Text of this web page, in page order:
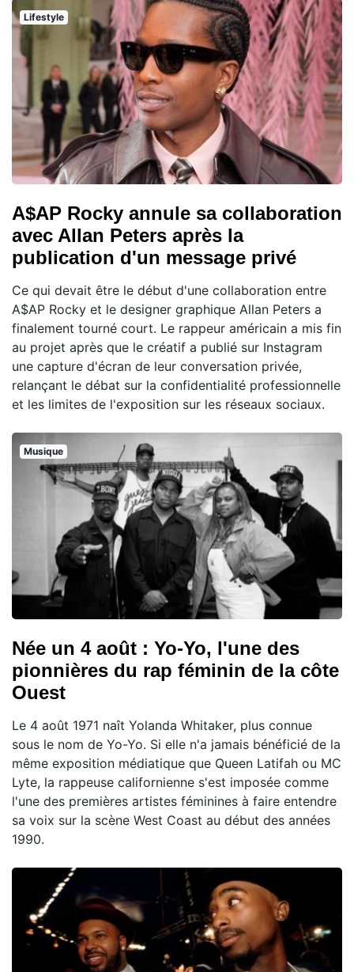
Lifestyle
A$AP Rocky annule sa collaboration
avec Allan Peters après la
publication d'un message privé
Ce qui devait être le début d'une collaboration entre
A$AP Rocky et le designer graphique Allan Peters a
finalement tourné court. Le rappeur américain a mis fin
au projet après que le créatif a publié sur Instagram
une capture d'écran de leur conversation privée,
relançant le débat sur la confidentialité professionnelle
et les limites de l'exposition sur les réseaux sociaux.
Musique
Née un 4 août : Yo-Yo, l'une des
pionnières du rap féminin de la côte
Ouest
Le 4 août 1971 naît Yolanda Whitaker, plus connue
sous le nom de Yo-Yo. Si elle n'a jamais bénéficié de la
même exposition médiatique que Queen Latifah ou MC
Lyte, la rappeuse californienne s'est imposée comme
l'une des premières artistes féminines à faire entendre
sa voix sur la scène West Coast au début des années
1990.